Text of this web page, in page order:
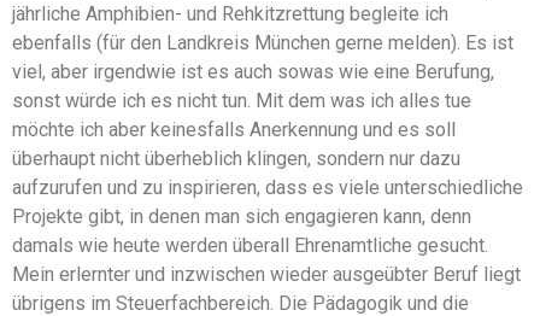
jährliche Amphibien- und Rehkitzrettung begleite ich
ebenfalls (für den Landkreis München gerne melden). Es ist
viel, aber irgendwie ist es auch sowas wie eine Berufung,
sonst würde ich es nicht tun. Mit dem was ich alles tue
möchte ich aber keinesfalls Anerkennung und es soll
überhaupt nicht überheblich klingen, sondern nur dazu
aufzurufen und zu inspirieren, dass es viele unterschiedliche
Projekte gibt, in denen man sich engagieren kann, denn
damals wie heute werden überall Ehrenamtliche gesucht.
Mein erlernter und inzwischen wieder ausgeübter Beruf liegt
übrigens im Steuerfachbereich. Die Pädagogik und die